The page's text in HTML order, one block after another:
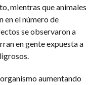
mientras que animales
en el número de
se observaron a
en gente expuesta a
aumentando